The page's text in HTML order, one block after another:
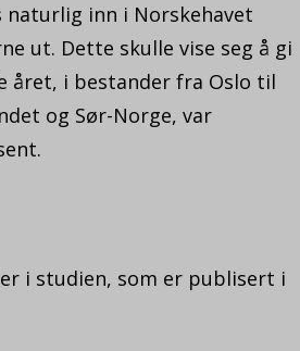
inn i Norskehavet
ut. Dette skulle vise seg å gi
året, i bestander fra Oslo til
og Sør-Norge, var
i studien, som er publisert i